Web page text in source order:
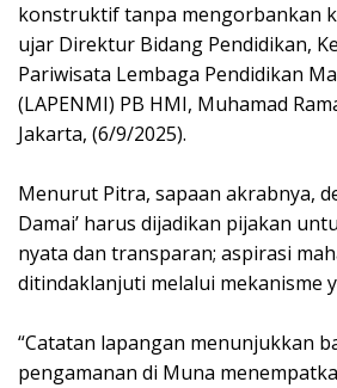
konstruktif tanpa mengorbankan
ujar Direktur Bidang Pendidikan,
Pariwisata Lembaga Pendidikan
(LAPENMI) PB HMI, Muhamad
Jakarta, (6/9/2025).
‎Menurut Pitra, sapaan akrabnya,
Damai’ harus dijadikan pijakan
nyata dan transparan; aspirasi
ditindaklanjuti melalui mekanisme
‎“Catatan lapangan menunjukkan
pengamanan di Muna